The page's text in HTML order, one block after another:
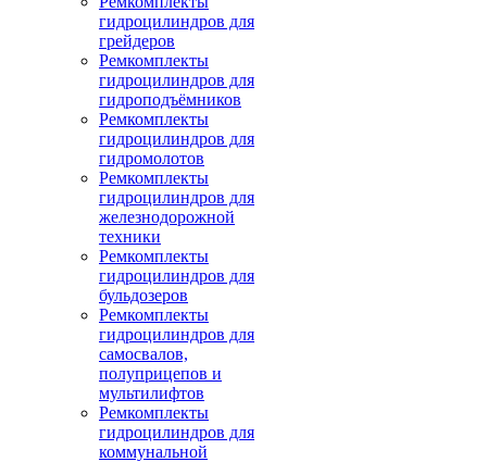
гидроцилиндров для
грейдеров
Ремкомплекты
гидроцилиндров для
гидроподъёмников
Ремкомплекты
гидроцилиндров для
гидромолотов
Ремкомплекты
гидроцилиндров для
железнодорожной
техники
Ремкомплекты
гидроцилиндров для
бульдозеров
Ремкомплекты
гидроцилиндров для
самосвалов,
полуприцепов и
мультилифтов
Ремкомплекты
гидроцилиндров для
коммунальной